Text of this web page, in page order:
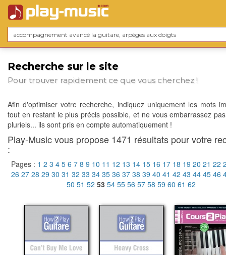
Recherche sur le site
Pour trouver rapidement ce que vous cherchez !
Afin d'optimiser votre recherche, indiquez uniquement les mots
tout en restant le plus précis possible, et ne vous embarrassez
pluriels... ils sont pris en compte automatiquement !
Play-Music vous propose 1471 résultats pour votre
:
Pages : 1 2 3 4 5 6 7 8 9 10 11 12 13 14 15 16 17 18 19 20 21 22
26 27 28 29 30 31 32 33 34 35 36 37 38 39 40 41 42 43 44 45 46
50 51 52 53 54 55 56 57 58 59 60 61 62